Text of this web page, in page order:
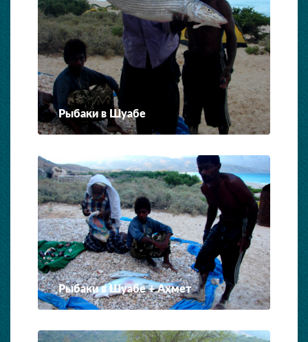
Рыбаки в Шуабе
Рыбаки в Шуабе + Ахмет